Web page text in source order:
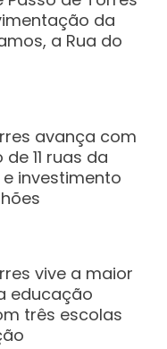
da
a Rua do
avança com
11 ruas da
investimento
vive a maior
educação
três escolas